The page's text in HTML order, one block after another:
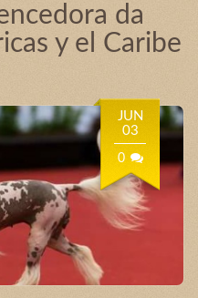
da
y el Caribe
JUN
03
0